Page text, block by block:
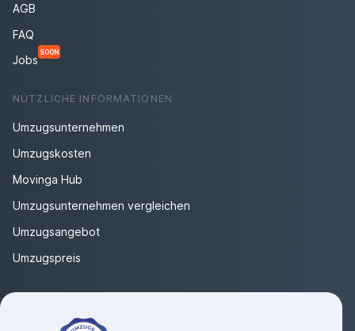
AGB
FAQ
Jobs
SOON
NÜTZLICHE INFORMATIONEN
Umzugsunternehmen
Umzugskosten
Movinga Hub
Umzugsunternehmen vergleichen
Umzugsangebot
Umzugspreis